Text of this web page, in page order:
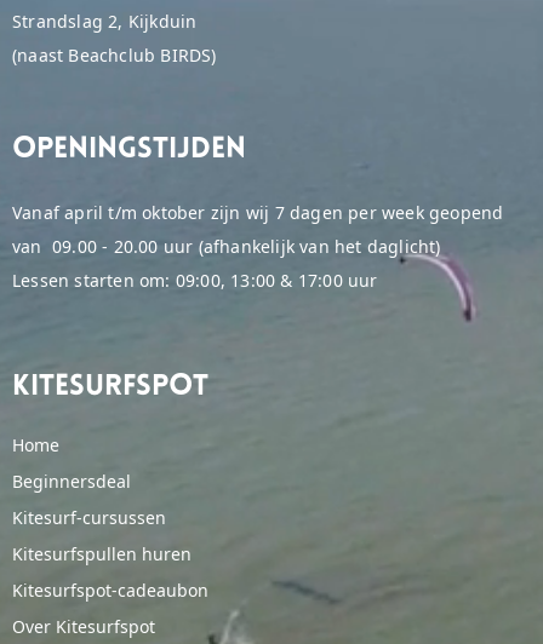
Strandslag 2, Kijkduin
(naast Beachclub BIRDS)
Openingstijden
Vanaf april t/m oktober zijn wij 7 dagen per week geopend
van 09.00 - 20.00 uur (afhankelijk van het daglicht)
Lessen starten om: 09:00, 13:00 & 17:00 uur
Kitesurfspot
Home
Beginnersdeal
Kitesurf-cursussen
Kitesurfspullen huren
Kitesurfspot-cadeaubon
Over Kitesurfspot